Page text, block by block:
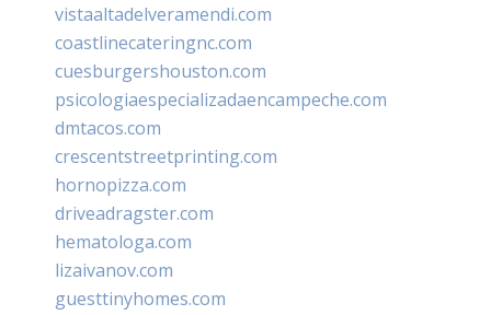
vistaaltadelveramendi.com
coastlinecateringnc.com
cuesburgershouston.com
psicologiaespecializadaencampeche.com
dmtacos.com
crescentstreetprinting.com
hornopizza.com
driveadragster.com
hematologa.com
lizaivanov.com
guesttinyhomes.com